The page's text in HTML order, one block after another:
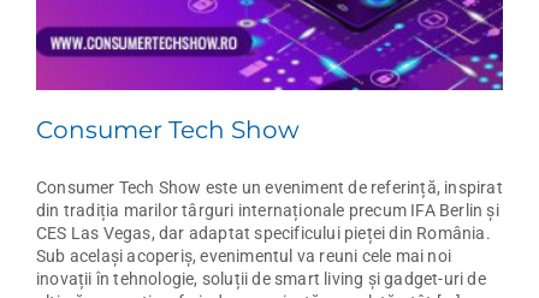
Consumer Tech Show
Consumer Tech Show este un eveniment de referință, inspirat
din tradiția marilor târguri internaționale precum IFA Berlin și
CES Las Vegas, dar adaptat specificului pieței din România.
Sub același acoperiș, evenimentul va reuni cele mai noi
inovații în tehnologie, soluții de smart living și gadget-uri de